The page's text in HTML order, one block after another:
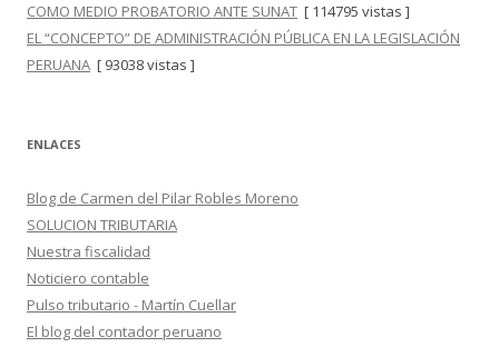
COMO MEDIO PROBATORIO ANTE SUNAT [ 114795 vistas ]
EL “CONCEPTO” DE ADMINISTRACIÓN PÚBLICA EN LA LEGISLACIÓN
PERUANA [ 93038 vistas ]
ENLACES
Blog de Carmen del Pilar Robles Moreno
SOLUCION TRIBUTARIA
Nuestra fiscalidad
Noticiero contable
Pulso tributario - Martín Cuellar
El blog del contador peruano